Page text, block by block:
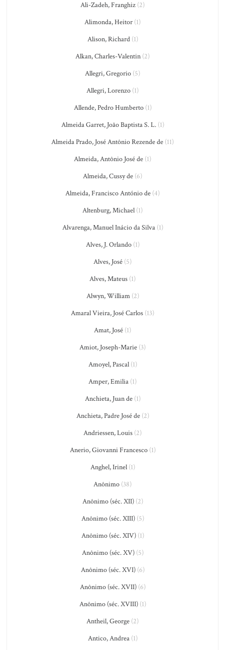
Ali-Zadeh, Franghiz (2)
Alimonda, Heitor (1)
Alison, Richard(1)
Alkan, Charles-Valentin (2)
Allegri, Gregorio (5)
Allegri, Lorenzo (1)
Allende, Pedro Humberto(1)
Almeida Garret, João Baptista S. L.(1)
Almeida Prado, José Antônio Rezende de (11)
Almeida, Antônio José de (1)
Almeida, Cussy de (6)
Almeida, Francisco António de (4)
Altenburg, Michael (1)
Alvarenga, Manuel Inácio da Silva(1)
Alves, J. Orlando(1)
Alves, José (5)
Alves, Mateus (1)
Alwyn, William(2)
Amaral Vieira, José Carlos (13)
Amat, José (1)
Amiot, Joseph-Marie (3)
Amoyel, Pascal(1)
Amper, Emilia (1)
Anchieta, Juan de(1)
Anchieta, Padre José de(2)
Andriessen, Louis (2)
Anerio, Giovanni Francesco(1)
Anghel, Irinel(1)
Anônimo (38)
Anônimo (séc. XII)(2)
Anônimo (séc. XIII)(5)
Anônimo (séc. XIV)(1)
Anônimo (séc. XV)(5)
Anônimo (séc. XVI)(6)
Anônimo (séc. XVII)(6)
Anônimo (séc. XVIII)(1)
Antheil, George (2)
Antico, Andrea(1)